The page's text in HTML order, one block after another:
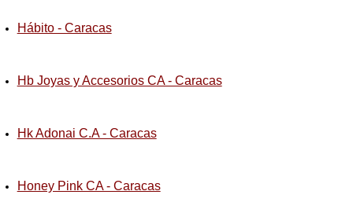
Hábito - Caracas
Hb Joyas y Accesorios CA - Caracas
Hk Adonai C.A - Caracas
Honey Pink CA - Caracas